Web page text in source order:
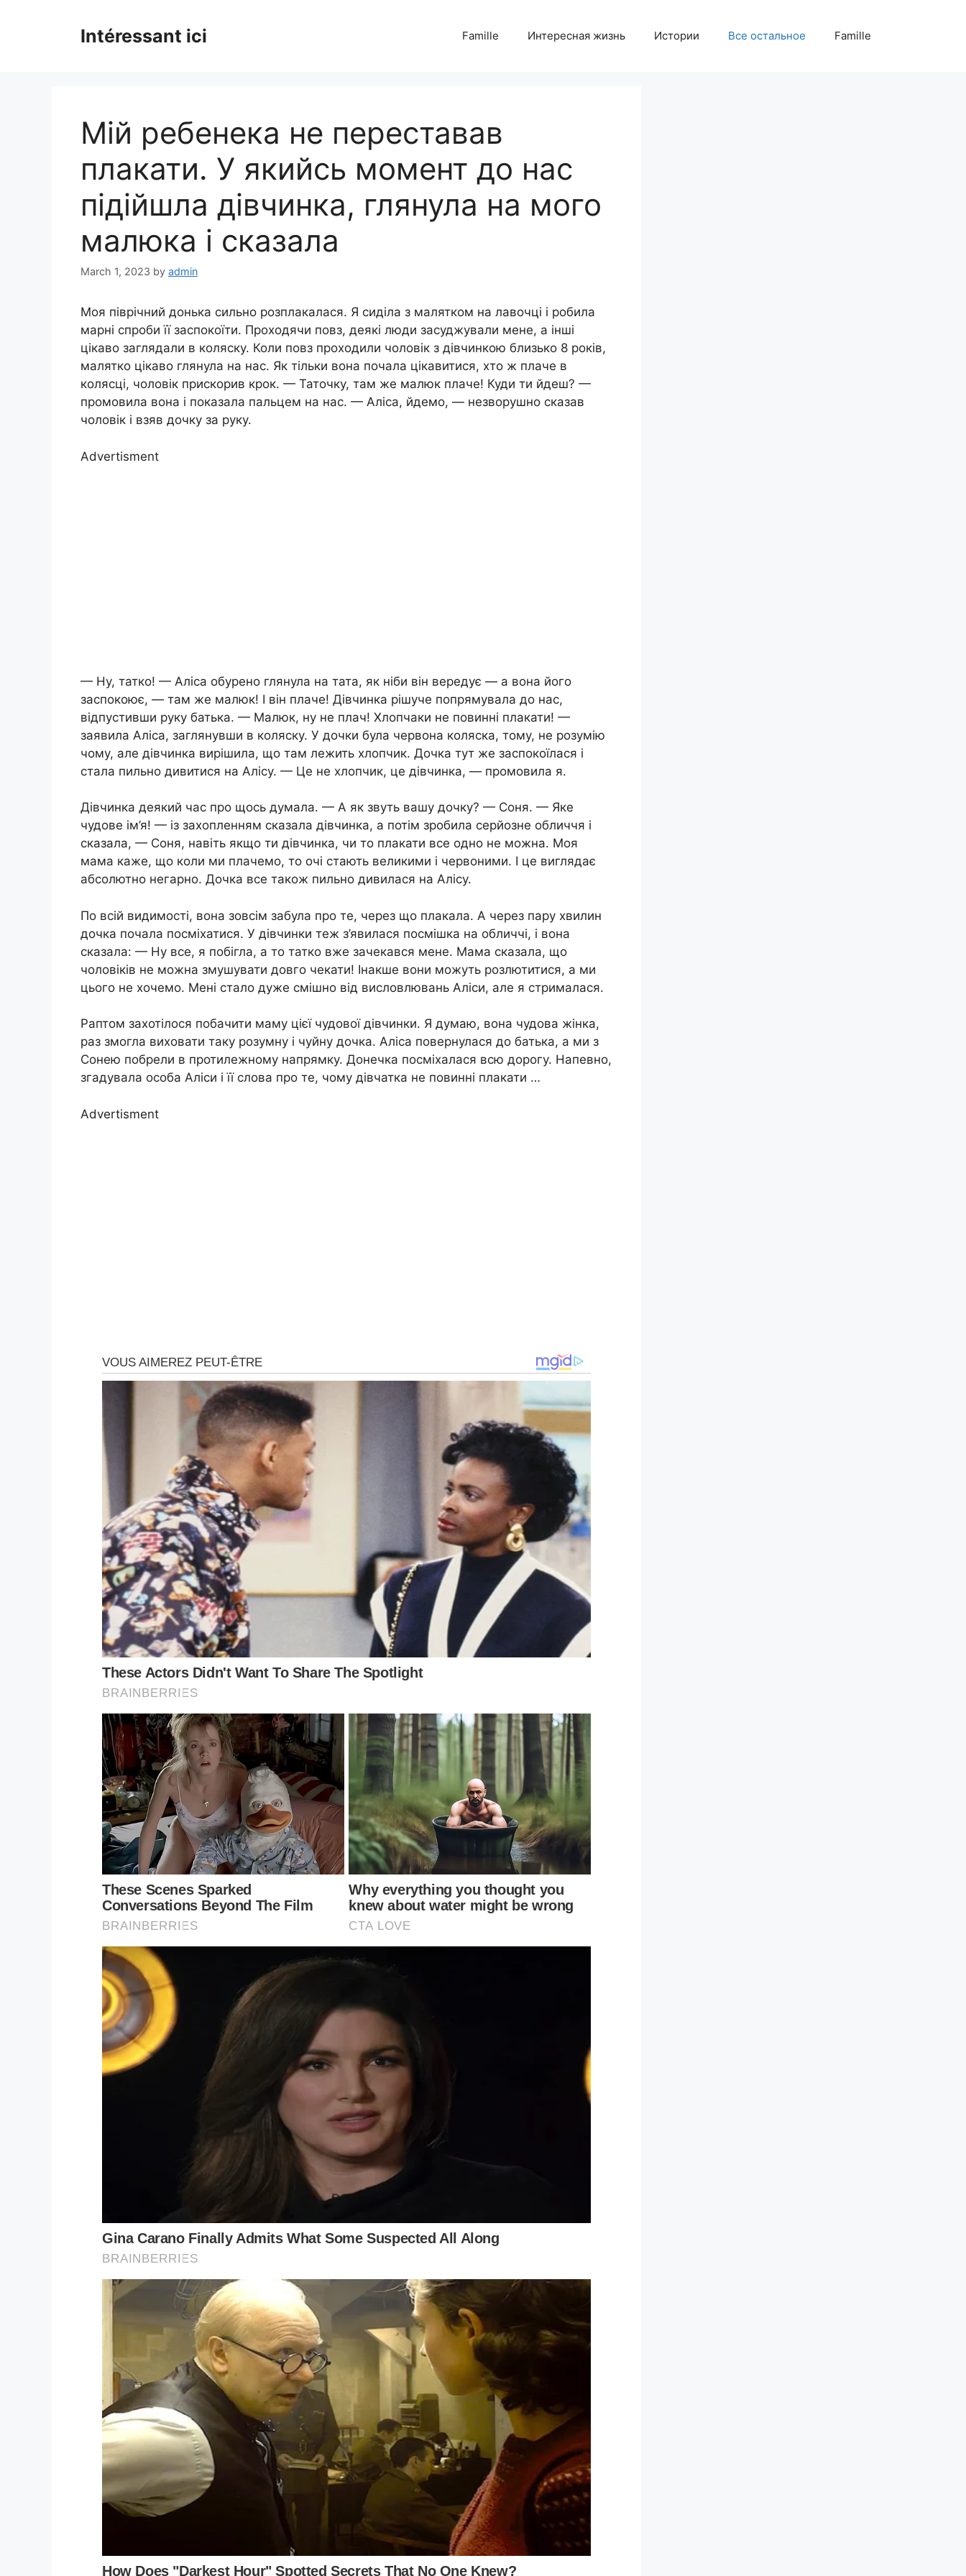
Intéressant ici Famille Интересная жизнь Истории Все остальное Famille
Мій ребенека не переставав
плакати. У якийсь момент до нас
підійшла дівчинка, глянула на мого
малюка і сказала
March 1, 2023 by admin
Моя піврічний донька сильно розплакалася. Я сиділа з малятком на лавочці і робила
марні спроби її заспокоїти. Проходячи повз, деякі люди засуджували мене, а інші
цікаво заглядали в коляску. Коли повз проходили чоловік з дівчинкою близько 8 років,
малятко цікаво глянула на нас. Як тільки вона почала цікавитися, хто ж плаче в
колясці, чоловік прискорив крок. — Таточку, там же малюк плаче! Куди ти йдеш? —
промовила вона і показала пальцем на нас. — Аліса, йдемо, — незворушно сказав
чоловік і взяв дочку за руку.
Advertisment
— Ну, татко! — Аліса обурено глянула на тата, як ніби він вередує — а вона його
заспокоює, — там же малюк! І він плаче! Дівчинка рішуче попрямувала до нас,
відпустивши руку батька. — Малюк, ну не плач! Хлопчаки не повинні плакати! —
заявила Аліса, заглянувши в коляску. У дочки була червона коляска, тому, не розумію
чому, але дівчинка вирішила, що там лежить хлопчик. Дочка тут же заспокоїлася і
стала пильно дивитися на Алісу. — Це не хлопчик, це дівчинка, — промовила я.
Дівчинка деякий час про щось думала. — А як звуть вашу дочку? — Соня. — Яке
чудове ім’я! — із захопленням сказала дівчинка, а потім зробила серйозне обличчя і
сказала, — Соня, навіть якщо ти дівчинка, чи то плакати все одно не можна. Моя
мама каже, що коли ми плачемо, то очі стають великими і червоними. І це виглядає
абсолютно негарно. Дочка все також пильно дивилася на Алісу.
По всій видимості, вона зовсім забула про те, через що плакала. А через пару хвилин
дочка почала посміхатися. У дівчинки теж з’явилася посмішка на обличчі, і вона
сказала: — Ну все, я побігла, а то татко вже зачекався мене. Мама сказала, що
чоловіків не можна змушувати довго чекати! Інакше вони можуть розлютитися, а ми
цього не хочемо. Мені стало дуже смішно від висловлювань Аліси, але я стрималася.
Раптом захотілося побачити маму цієї чудової дівчинки. Я думаю, вона чудова жінка,
раз змогла виховати таку розумну і чуйну дочка. Аліса повернулася до батька, а ми з
Сонею побрели в протилежному напрямку. Донечка посміхалася всю дорогу. Напевно,
згадувала особа Аліси і її слова про те, чому дівчатка не повинні плакати …
Advertisment